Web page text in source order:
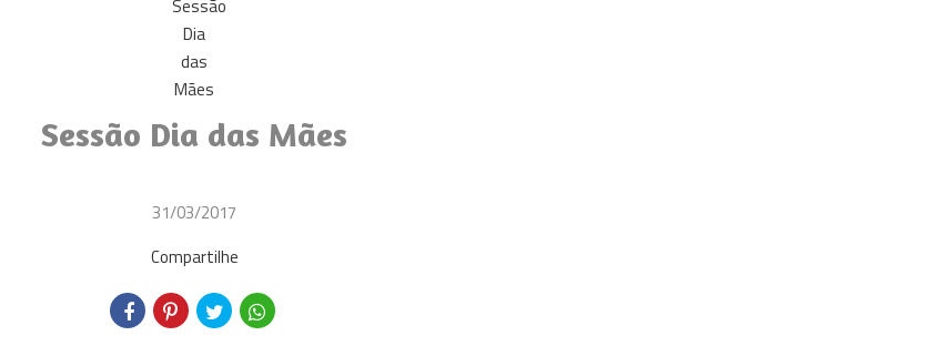
Sessão Dia das Mães
31/03/2017
Compartilhe